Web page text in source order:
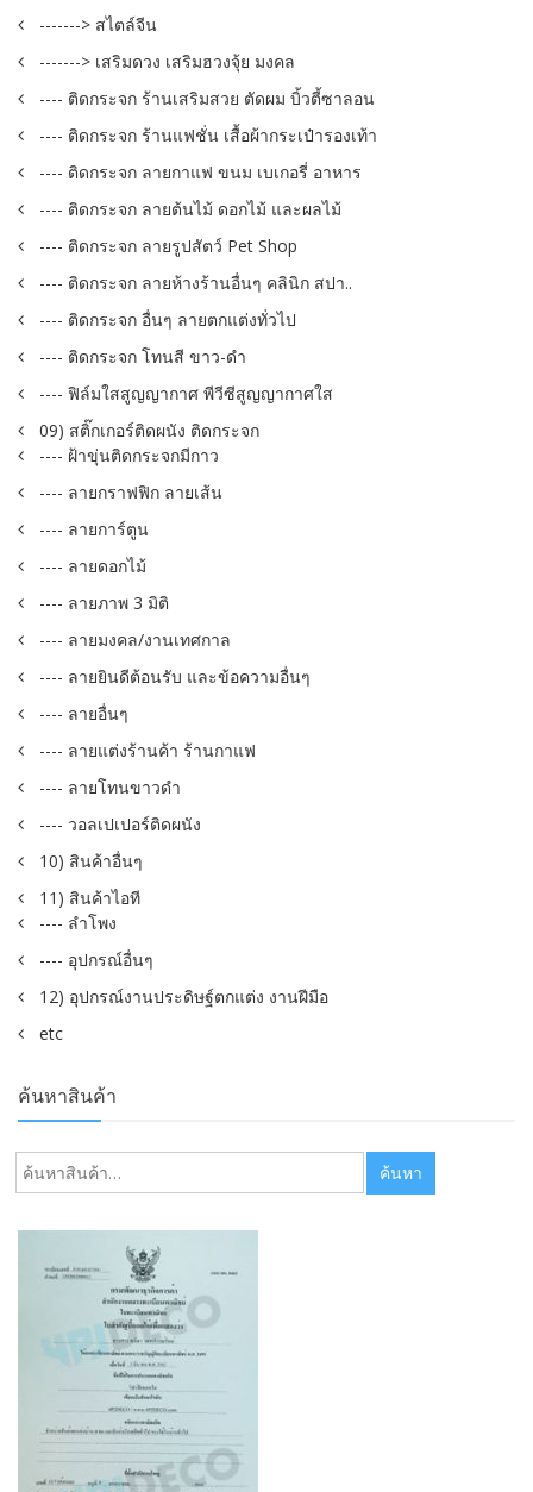
-------> สไตล์จีน
-------> เสริมดวง เสริมฮวงจุ้ย มงคล
---- ติดกระจก ร้านเสริมสวย ตัดผม บิ้วตี้ซาลอน
---- ติดกระจก ร้านแฟชั่น เสื้อผ้ากระเป๋ารองเท้า
---- ติดกระจก ลายกาแฟ ขนม เบเกอรี่ อาหาร
---- ติดกระจก ลายต้นไม้ ดอกไม้ และผลไม้
---- ติดกระจก ลายรูปสัตว์ Pet Shop
---- ติดกระจก ลายห้างร้านอื่นๆ คลินิก สปา..
---- ติดกระจก อื่นๆ ลายตกแต่งทั่วไป
---- ติดกระจก โทนสี ขาว-ดำ
---- ฟิล์มใสสูญญากาศ พีวีซีสูญญากาศใส
09) สติ๊กเกอร์ติดผนัง ติดกระจก
---- ฝ้าขุ่นติดกระจกมีกาว
---- ลายกราฟฟิก ลายเส้น
---- ลายการ์ตูน
---- ลายดอกไม้
---- ลายภาพ 3 มิติ
---- ลายมงคล/งานเทศกาล
---- ลายยินดีต้อนรับ และข้อความอื่นๆ
---- ลายอื่นๆ
---- ลายแต่งร้านค้า ร้านกาแฟ
---- ลายโทนขาวดำ
---- วอลเปเปอร์ติดผนัง
10) สินค้าอื่นๆ
11) สินค้าไอที
---- ลำโพง
---- อุปกรณ์อื่นๆ
12) อุปกรณ์งานประดิษฐ์ตกแต่ง งานฝีมือ
etc
ค้นหาสินค้า
ค้นหา: ค้นหา